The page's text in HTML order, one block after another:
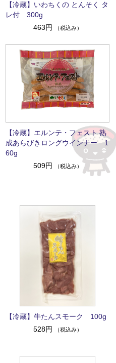
【冷蔵】いわちくの とんそく タ
レ付 300g
463円
（税込み）
【冷蔵】エルンテ・フェスト 熟
成あらびきロングウインナー 1
60g
509円
（税込み）
【冷蔵】牛たんスモーク 100g
528円
（税込み）